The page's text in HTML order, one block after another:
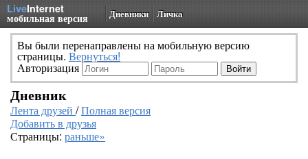
LiveInternet
мобильная версия Дневники Личка
Вы были перенаправлены на мобильную версию
страницы. Вернуться!
Авторизация
Дневник
Лента друзей /Полная версия
Добавить в друзья
Страницы: раньше»